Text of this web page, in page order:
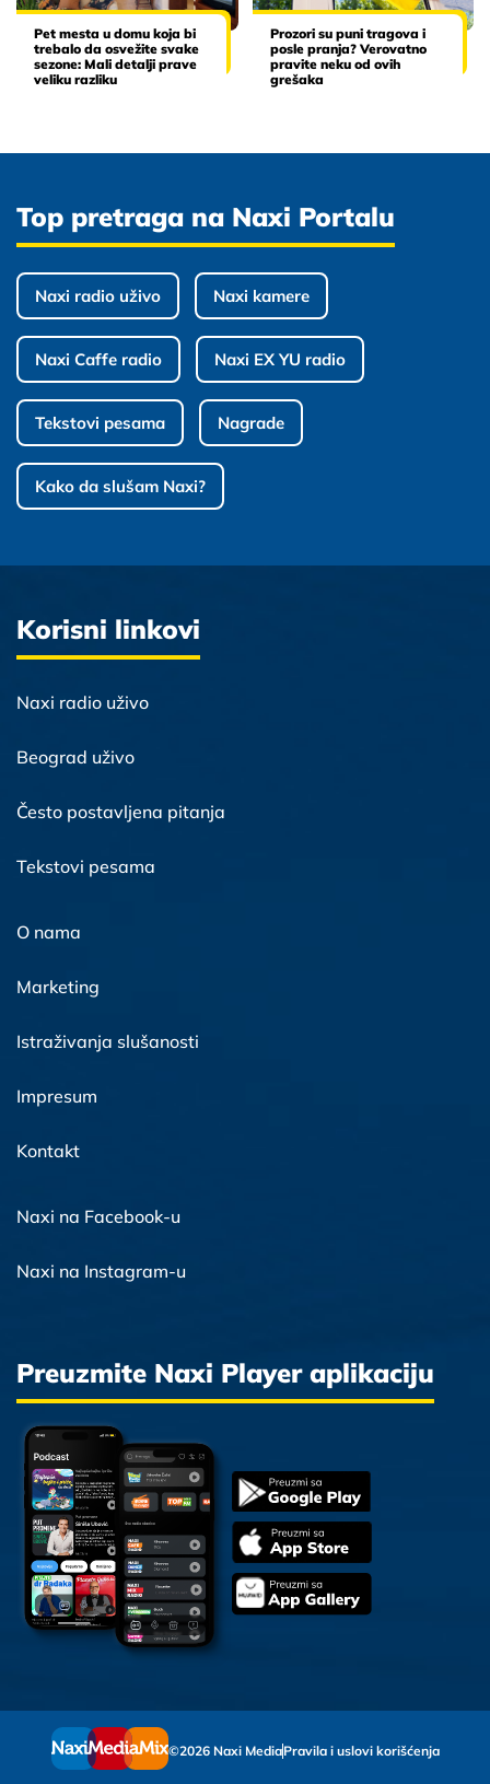
Pet mesta u domu koja bi
trebalo da osvežite svake
sezone: Mali detalji prave
veliku razliku
Prozori su puni tragova i
posle pranja? Verovatno
pravite neku od ovih
grešaka
Top pretraga na Naxi Portalu
Naxi radio uživo Naxi kamere
Naxi Caffe radio Naxi EX YU radio
Tekstovi pesama Nagrade
Kako da slušam Naxi?
Korisni linkovi
Naxi radio uživo
Beograd uživo
Često postavljena pitanja
Tekstovi pesama
O nama
Marketing
Istraživanja slušanosti
Impresum
Kontakt
Naxi na Facebook-u
Naxi na Instagram-u
Preuzmite Naxi Player aplikaciju
©2026 Naxi MediaPravila i uslovi korišćenja